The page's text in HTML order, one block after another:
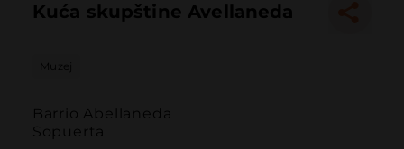
Kuća skupštine Avellaneda
Muzej
Barrio Abellaneda
Sopuerta